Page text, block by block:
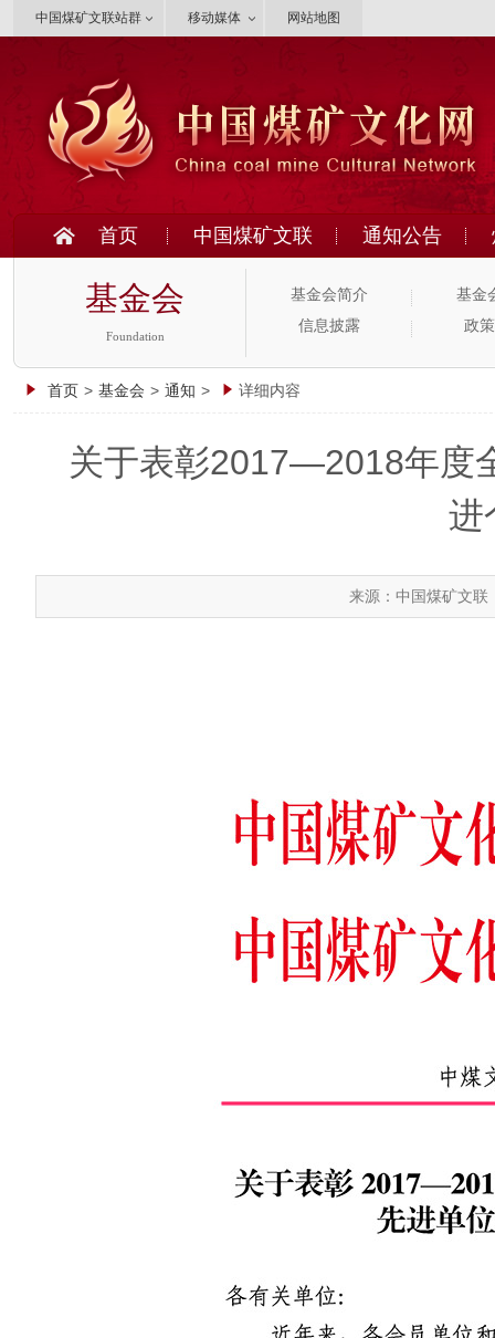
中国煤矿文联站群 移动媒体 网站地图
首页 中国煤矿文联 通知公告
基金会
Foundation
基金会简介
基金
信息披露
政
首页 > 基金会 > 通知 > 详细内容
关于表彰2017—2018年度
进
来源：中国煤矿文联